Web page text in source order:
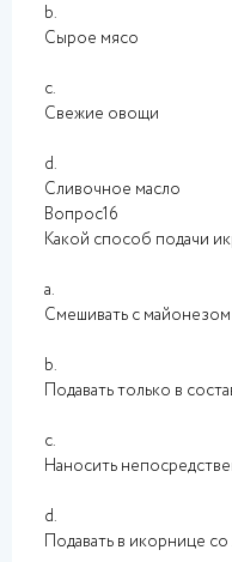
b.
Сырое мясо
c.
Свежие овощи
d.
Сливочное масло
Вопрос16
Какой способ подачи
a.
Смешивать с
b.
Подавать только в
c.
Наносить
d.
Подавать в икорнице